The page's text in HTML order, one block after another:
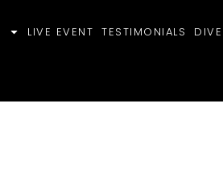
LIVE EVENT TESTIMONIALS